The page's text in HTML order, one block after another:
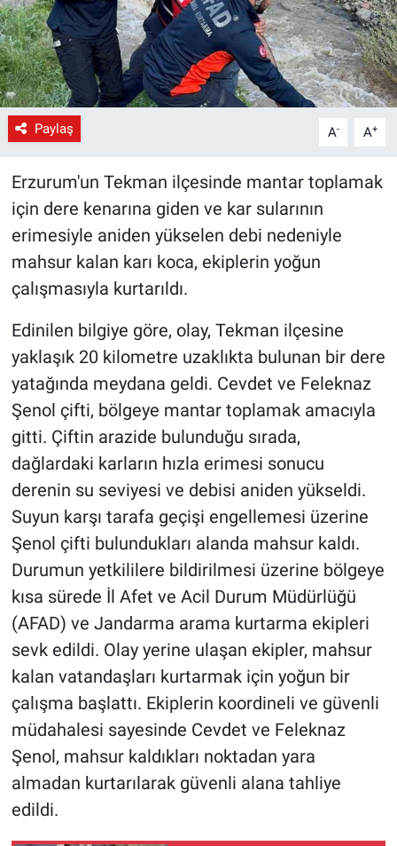
Paylaş A- A+
Erzurum'un Tekman ilçesinde mantar toplamak
için dere kenarına giden ve kar sularının
erimesiyle aniden yükselen debi nedeniyle
mahsur kalan karı koca, ekiplerin yoğun
çalışmasıyla kurtarıldı.
Edinilen bilgiye göre, olay, Tekman ilçesine
yaklaşık 20 kilometre uzaklıkta bulunan bir dere
yatağında meydana geldi. Cevdet ve Feleknaz
Şenol çifti, bölgeye mantar toplamak amacıyla
gitti. Çiftin arazide bulunduğu sırada,
dağlardaki karların hızla erimesi sonucu
derenin su seviyesi ve debisi aniden yükseldi.
Suyun karşı tarafa geçişi engellemesi üzerine
Şenol çifti bulundukları alanda mahsur kaldı.
Durumun yetkililere bildirilmesi üzerine bölgeye
kısa sürede İl Afet ve Acil Durum Müdürlüğü
(AFAD) ve Jandarma arama kurtarma ekipleri
sevk edildi. Olay yerine ulaşan ekipler, mahsur
kalan vatandaşları kurtarmak için yoğun bir
çalışma başlattı. Ekiplerin koordineli ve güvenli
müdahalesi sayesinde Cevdet ve Feleknaz
Şenol, mahsur kaldıkları noktadan yara
almadan kurtarılarak güvenli alana tahliye
edildi.
Siyaset
Spor
Yerel